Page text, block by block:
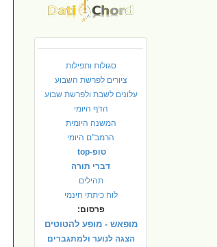
סגולות ותפילות
ציורים לפרשת השבוע
עלונים לשבת ולפרשת שבוע
הדף היומי
המשנה היומית
הרמב"ם היומי
טופ-top
דברי תורה
תהילים
לוח כיתתי חינמי
פרסום:
מופאש - מופע להטוטים
הצגה לנוער ולמתגברים